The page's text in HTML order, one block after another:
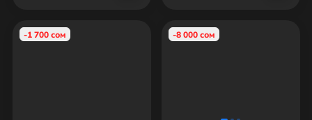
-1 700 сом -8 000 сом